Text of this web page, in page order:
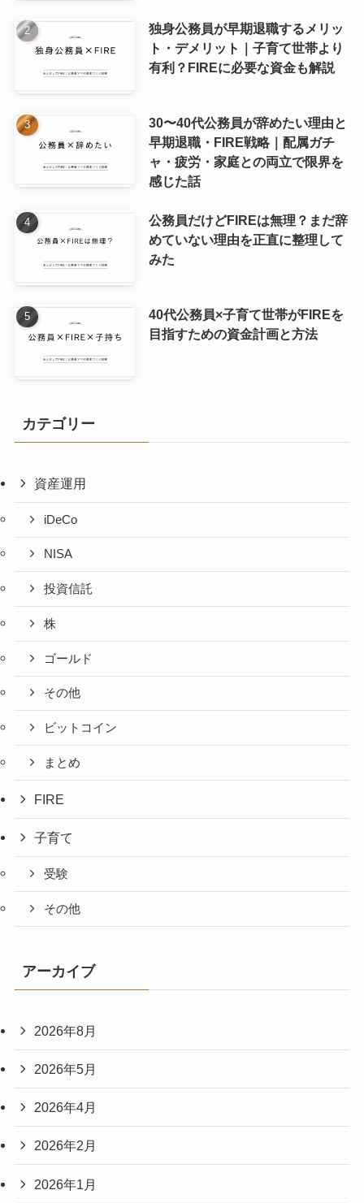
独身公務員が早期退職するメリッ
ト・デメリット｜子育て世帯より
有利？FIREに必要な資金も解説
30〜40代公務員が辞めたい理由と
早期退職・FIRE戦略｜配属ガチ
ャ・疲労・家庭との両立で限界を
感じた話
公務員だけどFIREは無理？まだ辞
めていない理由を正直に整理して
みた
40代公務員×子育て世帯がFIREを
目指すための資金計画と方法
カテゴリー
資産運用
iDeCo
NISA
投資信託
株
ゴールド
その他
ビットコイン
まとめ
FIRE
子育て
受験
その他
アーカイブ
2026年8月
2026年5月
2026年4月
2026年2月
2026年1月